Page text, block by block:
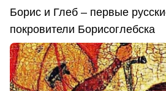
Борис и Глеб – первые
покровители Борисоглебска